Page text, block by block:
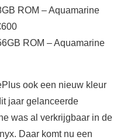
ROM – Aquamarine
ROM – Aquamarine
ook een nieuw kleur
jaar gelanceerde
was al verkrijgbaar in de
Daar komt nu een